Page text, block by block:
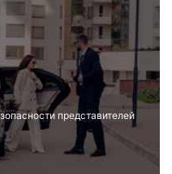
представителей